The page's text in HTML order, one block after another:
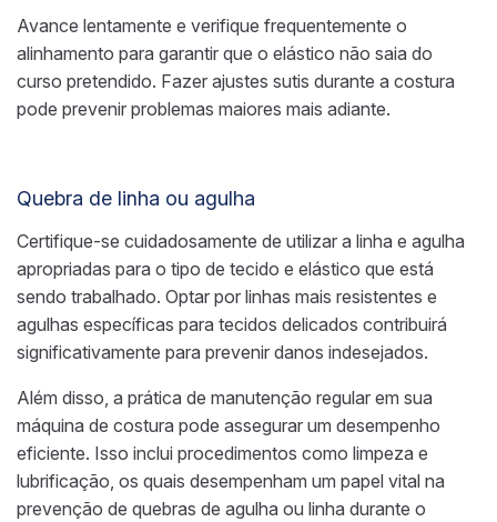
Avance lentamente e verifique frequentemente o
alinhamento para garantir que o elástico não saia do
curso pretendido. Fazer ajustes sutis durante a costura
pode prevenir problemas maiores mais adiante.
Quebra de linha ou agulha
Certifique-se cuidadosamente de utilizar a linha e agulha
apropriadas para o tipo de tecido e elástico que está
sendo trabalhado. Optar por linhas mais resistentes e
agulhas específicas para tecidos delicados contribuirá
significativamente para prevenir danos indesejados.
Além disso, a prática de manutenção regular em sua
máquina de costura pode assegurar um desempenho
eficiente. Isso inclui procedimentos como limpeza e
lubrificação, os quais desempenham um papel vital na
prevenção de quebras de agulha ou linha durante o